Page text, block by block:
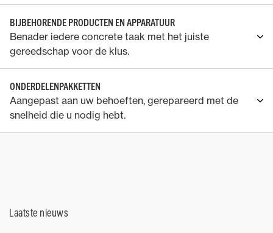
BIJBEHORENDE PRODUCTEN EN APPARATUUR
Benader iedere concrete taak met het juiste
gereedschap voor de klus.
ONDERDELENPAKKETTEN
Aangepast aan uw behoeften, gerepareerd met de
snelheid die u nodig hebt.
Laatste nieuws